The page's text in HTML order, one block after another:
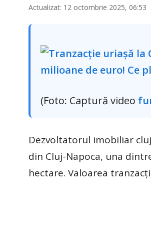
Actualizat: 12 octombrie 2025, 06:53
(Foto: Captură video
Dezvoltatorul imobiliar
din Cluj-Napoca, una
hectare. Valoarea